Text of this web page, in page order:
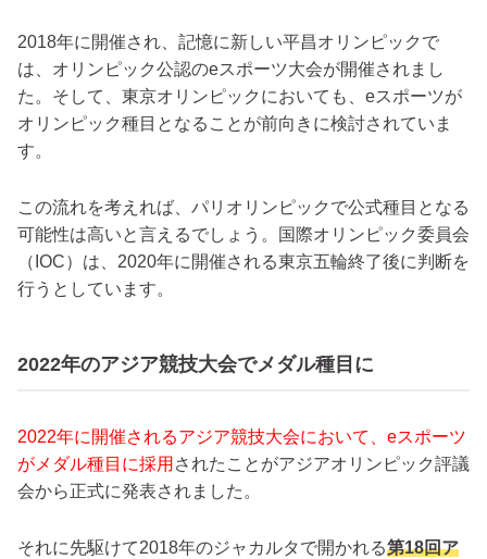
2018年に開催され、記憶に新しい平昌オリンピックで
は、オリンピック公認のeスポーツ大会が開催されまし
た。そして、東京オリンピックにおいても、eスポーツが
オリンピック種目となることが前向きに検討されていま
す。
この流れを考えれば、パリオリンピックで公式種目となる
可能性は高いと言えるでしょう。国際オリンピック委員会
（IOC）は、2020年に開催される東京五輪終了後に判断を
行うとしています。
2022年のアジア競技大会でメダル種目に
2022年に開催されるアジア競技大会において、eスポーツ
がメダル種目に採用 されたことがアジアオリンピック評議
会から正式に発表されました。
それに先駆けて2018年のジャカルタで開かれる第18回ア